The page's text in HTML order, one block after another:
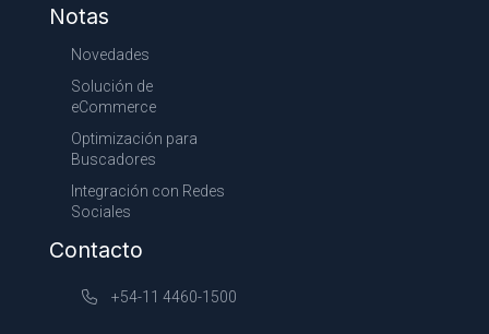
Notas
Novedades
Solución de
eCommerce
Optimización para
Buscadores
Integración con Redes
Sociales
Contacto
+54-11 4460-1500